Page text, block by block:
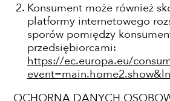
Konsument może również
platformy internetowego
sporów pomiędzy
przedsiębiorcami:
https://ec.europa.eu/